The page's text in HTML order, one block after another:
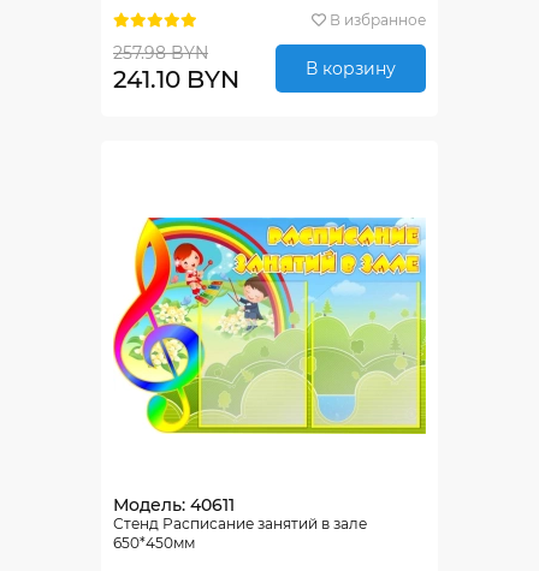
В избранное
257.98 BYN
241.10 BYN В корзину
Модель: 40611
Стенд Расписание занятий в зале
650*450мм